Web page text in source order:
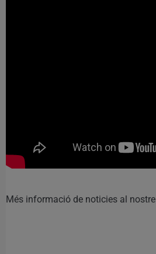
Més informació de noticies al nostre